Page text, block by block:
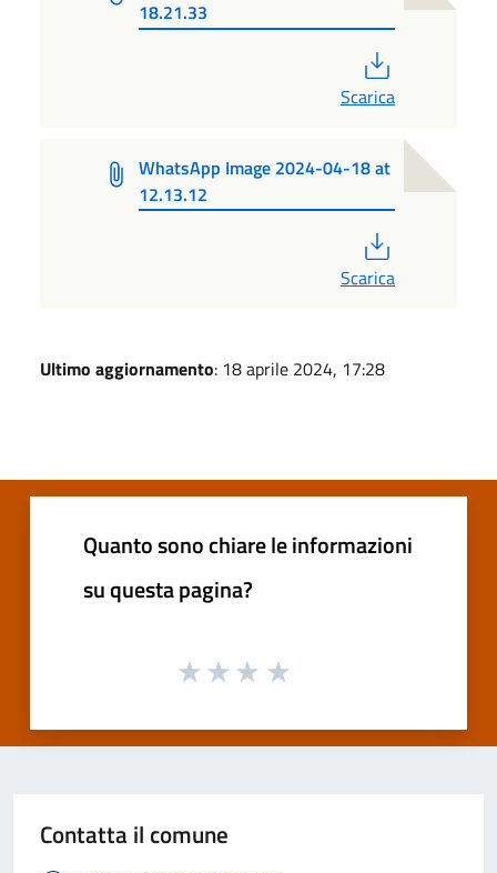
18.21.33
Scarica
WhatsApp Image 2024-04-18 at
12.13.12
Scarica
Ultimo aggiornamento: 18 aprile 2024, 17:28
Quanto sono chiare le informazioni
su questa pagina?
Contatta il comune